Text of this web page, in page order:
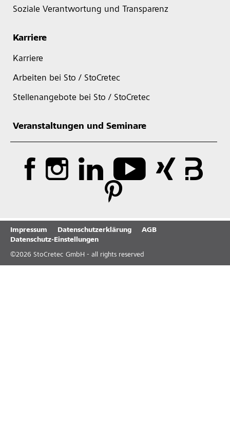
Soziale Verantwortung und Transparenz
Karriere
Karriere
Arbeiten bei Sto / StoCretec
Stellenangebote bei Sto / StoCretec
Veranstaltungen und Seminare
Impressum Datenschutzerklärung
AGB
Datenschutz-Einstellungen
©2026 StoCretec GmbH - all rights reserved